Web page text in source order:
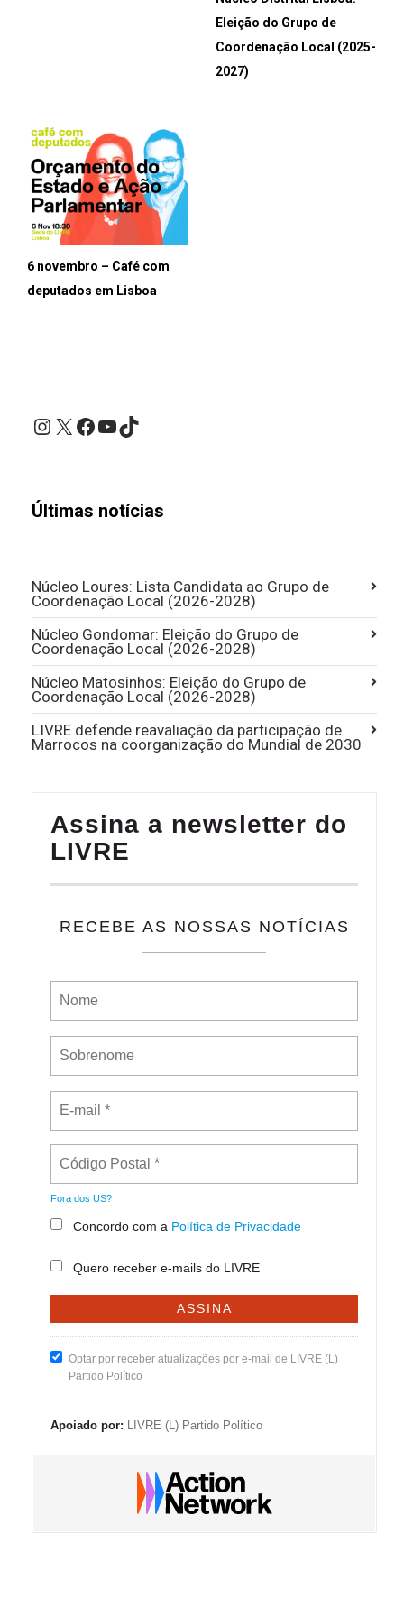
Eleição do Grupo de
Coordenação Local (2025-
2027)
6 novembro – Café com
deputados em Lisboa
Instagram
X Facebook
YouTube
Últimas notícias
Núcleo Loures: Lista Candidata ao Grupo de
Coordenação Local (2026-2028)
Núcleo Gondomar: Eleição do Grupo de
Coordenação Local (2026-2028)
Núcleo Matosinhos: Eleição do Grupo de
Coordenação Local (2026-2028)
LIVRE defende reavaliação da participação de
Marrocos na coorganização do Mundial de 2030
Assina a newsletter do
LIVRE
RECEBE AS NOSSAS NOTÍCIAS
Fora dos US?
Concordo com a Política de Privacidade
Quero receber e-mails do LIVRE
Optar por receber atualizações por e-mail de LIVRE (L)
Partido Político
Apoiado por: LIVRE (L) Partido Político